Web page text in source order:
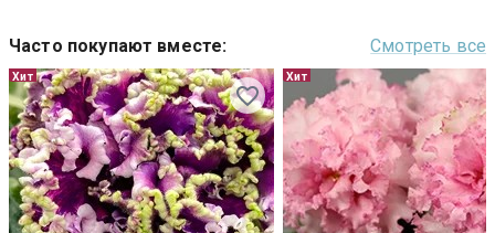
Часто покупают вместе: Смотреть все
Хит Хит